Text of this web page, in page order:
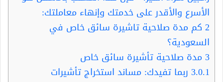
الأسرع والأقدر على خدمتك وإنهاء معاملتك:
2 كم مدة صلاحية تاشيرة سائق خاص في
السعودية؟
3مدة صلاحية تأشيرة سائق خاص
3.0.1 ربما تفيدك: مساند استخراج تأشيرات